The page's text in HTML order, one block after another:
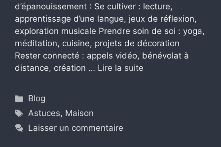
d’épanouissement : Se cultiver : lecture,
apprentissage d’une langue, jeux de réflexion,
exploration musicale Prendre soin de soi : yoga,
méditation, cuisine, projets de décoration
Rester connecté : appels vidéo, bénévolat à
distance, création … Lire la suite
Catégories
Blog
Étiquettes
Astuces, Maison
Laisser un commentaire